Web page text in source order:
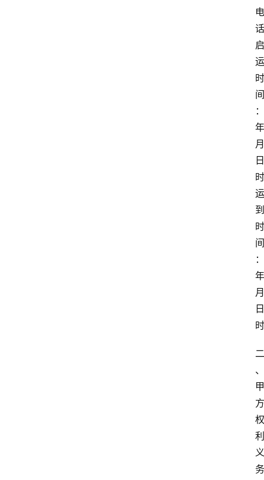
电
话
启
运
时
间
：
年
月
日
时
运
到
时
间
：
年
月
日
时
二
、
甲
方
权
利
义
务